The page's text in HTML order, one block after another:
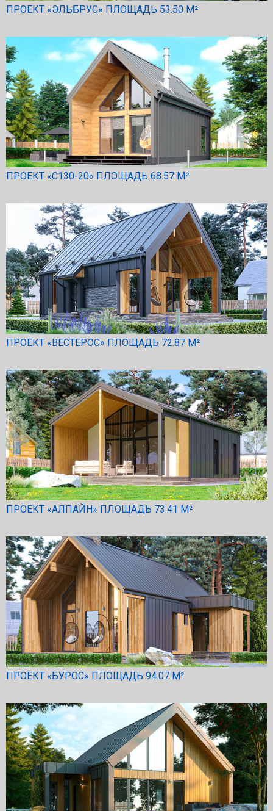
ПРОЕКТ «ЭЛЬБРУС» ПЛОЩАДЬ 53.50 М²
ПРОЕКТ «С130-20» ПЛОЩАДЬ 68.57 М²
ПРОЕКТ «ВЕСТЕРОС» ПЛОЩАДЬ 72.87 М²
ПРОЕКТ «АЛПАЙН» ПЛОЩАДЬ 73.41 М²
ПРОЕКТ «БУРОС» ПЛОЩАДЬ 94.07 М²